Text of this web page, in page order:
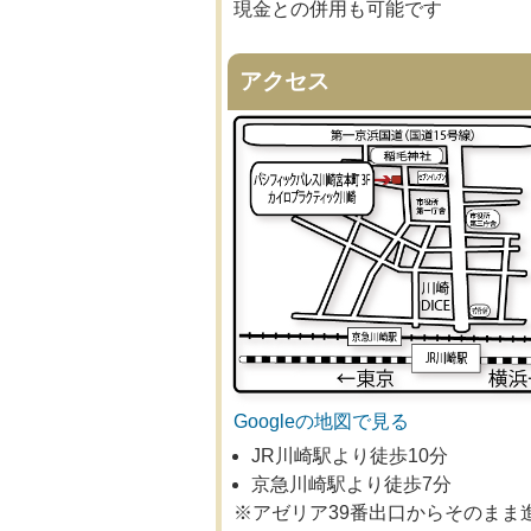
現金との併用も可能です
アクセス
Googleの地図で見る
JR川崎駅より徒歩10分
京急川崎駅より徒歩7分
※アゼリア39番出口からそのまま